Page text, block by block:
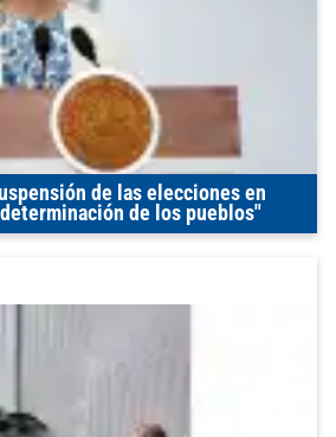
de las elecciones en
de los pueblos"